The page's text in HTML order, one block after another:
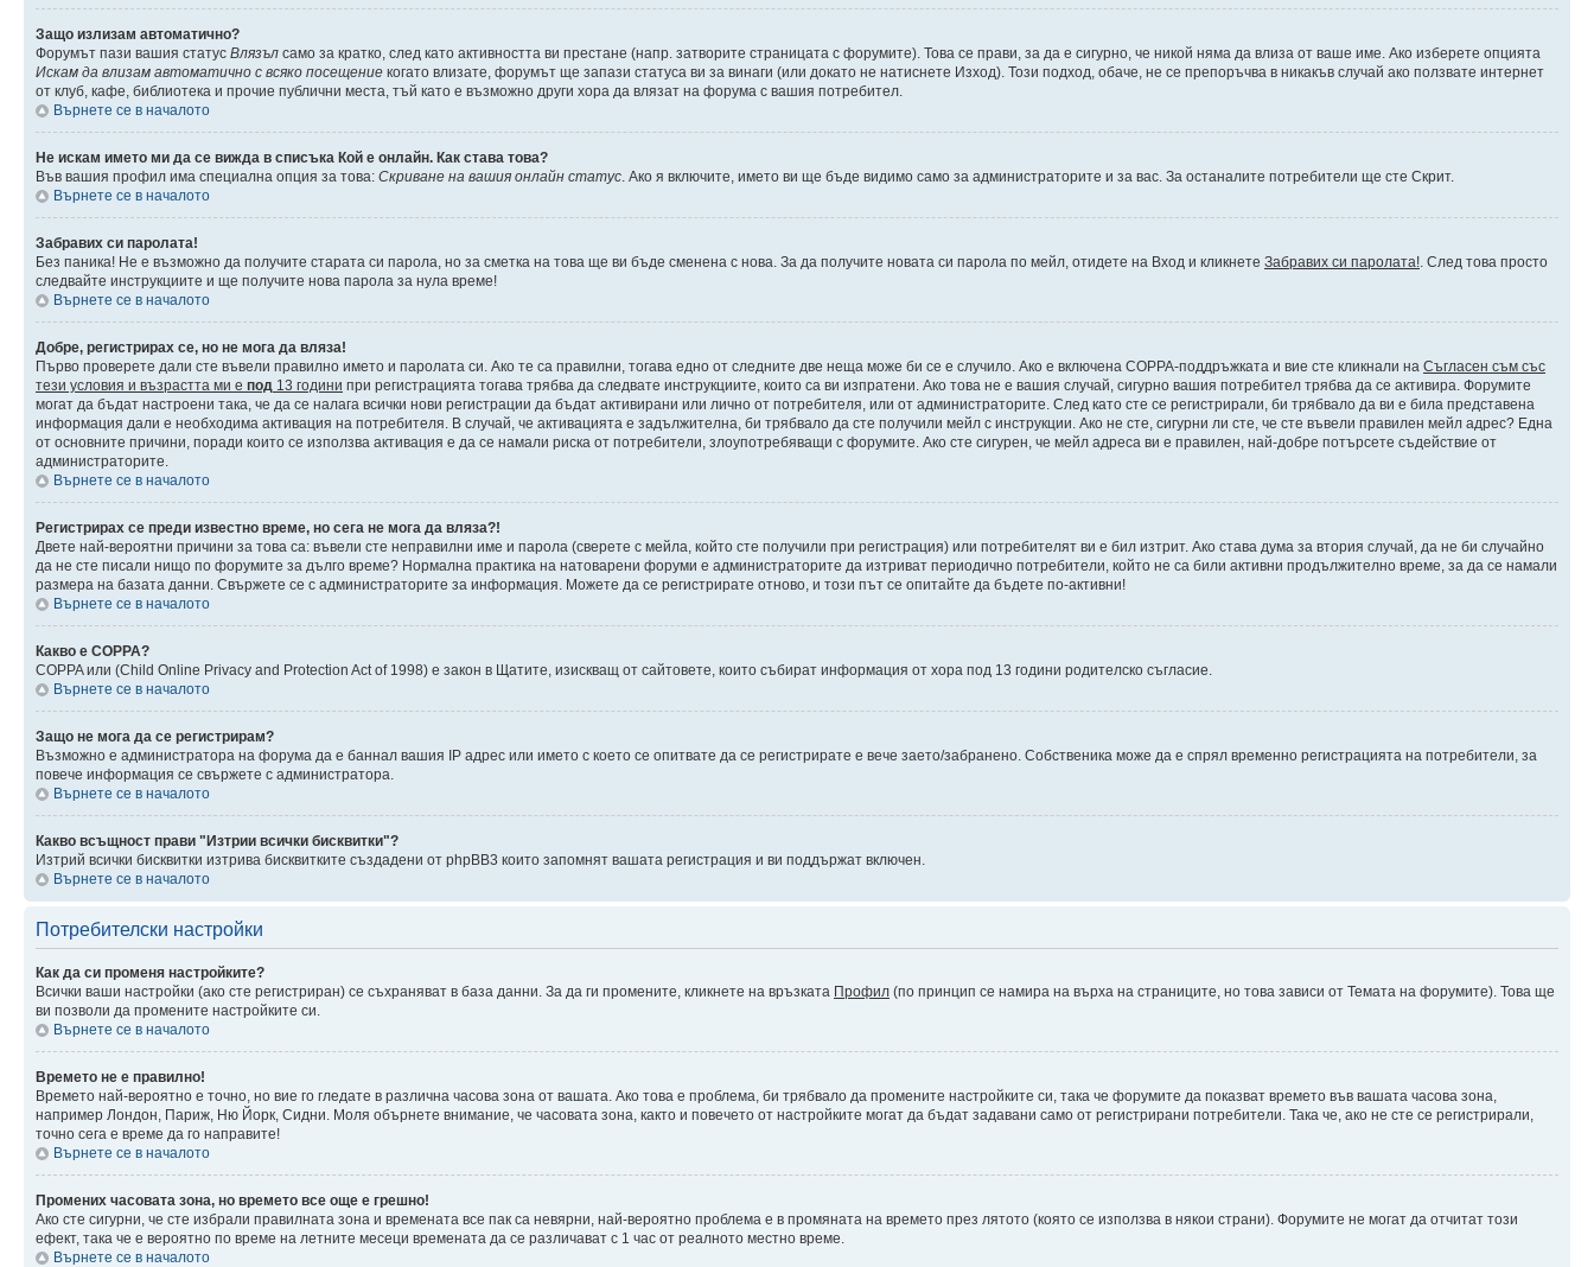
Защо излизам автоматично?
Форумът пази вашия статус Влязъл само за кратко, след като активността ви престане (напр. затворите страницата с форумите). Това се прави, за да е сигурно, че никой няма да влиза от ваше име. Ако изберете опцията
Искам да влизам автоматично с всяко посещение когато влизате, форумът ще запази статуса ви за винаги (или докато не натиснете Изход). Този подход, обаче, не се препоръчва в никакъв случай ако ползвате интернет
от клуб, кафе, библиотека и прочие публични места, тъй като е възможно други хора да влязат на форума с вашия потребител.
Върнете се в началото
Не искам името ми да се вижда в списъка Кой е онлайн. Как става това?
Във вашия профил има специална опция за това: Скриване на вашия онлайн статус . Ако я включите, името ви ще бъде видимо само за администраторите и за вас. За останалите потребители ще сте Скрит.
Върнете се в началото
Забравих си паролата!
Без паника! Не е възможно да получите старата си парола, но за сметка на това ще ви бъде сменена с нова. За да получите новата си парола по мейл, отидете на Вход и кликнете Забравих си паролата! . След това просто
следвайте инструкциите и ще получите нова парола за нула време!
Върнете се в началото
Добре, регистрирах се, но не мога да вляза!
Първо проверете дали сте въвели правилно името и паролата си. Ако те са правилни, тогава едно от следните две неща може би се е случило. Ако е включена COPPA-поддръжката и вие сте кликнали на Съгласен съм със
тези условия и възрастта ми е под 13 години при регистрацията тогава трябва да следвате инструкциите, които са ви изпратени. Ако това не е вашия случай, сигурно вашия потребител трябва да се активира. Форумите
могат да бъдат настроени така, че да се налага всички нови регистрации да бъдат активирани или лично от потребителя, или от администраторите. След като сте се регистрирали, би трябвало да ви е била представена
информация дали е необходима активация на потребителя. В случай, че активацията е задължителна, би трябвало да сте получили мейл с инструкции. Ако не сте, сигурни ли сте, че сте въвели правилен мейл адрес? Една
от основните причини, поради които се използва активация е да се намали риска от потребители, злоупотребяващи с форумите. Ако сте сигурен, че мейл адреса ви е правилен, най-добре потърсете съдействие от
администраторите.
Върнете се в началото
Регистрирах се преди известно време, но сега не мога да вляза?!
Двете най-вероятни причини за това са: въвели сте неправилни име и парола (сверете с мейла, който сте получили при регистрация) или потребителят ви е бил изтрит. Ако става дума за втория случай, да не би случайно
да не сте писали нищо по форумите за дълго време? Нормална практика на натоварени форуми е администраторите да изтриват периодично потребители, който не са били активни продължително време, за да се намали
размера на базата данни. Свържете се с администраторите за информация. Можете да се регистрирате отново, и този път се опитайте да бъдете по-активни!
Върнете се в началото
Какво е COPPA?
COPPA или (Child Online Privacy and Protection Act of 1998) е закон в Щатите, изискващ от сайтовете, които събират информация от хора под 13 години родителско съгласие.
Върнете се в началото
Защо не мога да се регистрирам?
Възможно е администратора на форума да е баннал вашия IP адрес или името с което се опитвате да се регистрирате е вече заето/забранено. Собственика може да е спрял временно регистрацията на потребители, за
повече информация се свържете с администратора.
Върнете се в началото
Какво всъщност прави "Изтрии всички бисквитки"?
Изтрий всички бисквитки изтрива бисквитките създадени от phpBB3 които запомнят вашата регистрация и ви поддържат включен.
Върнете се в началото
Потребителски настройки
Как да си променя настройките?
Всички ваши настройки (ако сте регистриран) се съхраняват в база данни. За да ги промените, кликнете на връзката Профил (по принцип се намира на върха на страниците, но това зависи от Темата на форумите). Това ще
ви позволи да промените настройките си.
Върнете се в началото
Времето не е правилно!
Времето най-вероятно е точно, но вие го гледате в различна часова зона от вашата. Ако това е проблема, би трябвало да промените настройките си, така че форумите да показват времето във вашата часова зона,
например Лондон, Париж, Ню Йорк, Сидни. Моля обърнете внимание, че часовата зона, както и повечето от настройките могат да бъдат задавани само от регистрирани потребители. Така че, ако не сте се регистрирали,
точно сега е време да го направите!
Върнете се в началото
Промених часовата зона, но времето все още е грешно!
Ако сте сигурни, че сте избрали правилната зона и времената все пак са невярни, най-вероятно проблема е в промяната на времето през лятото (която се използва в някои страни). Форумите не могат да отчитат този
ефект, така че е вероятно по време на летните месеци времената да се различават с 1 час от реалното местно време.
Върнете се в началото